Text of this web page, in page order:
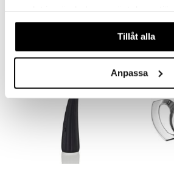
våra cookies vid fortsatt
Tillåt alla
Anpassa